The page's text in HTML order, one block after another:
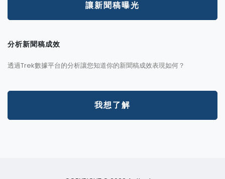
讓新聞稿曝光
分析新聞稿成效
透過Trek數據平台的分析讓您知道你的新聞稿成效表現如何？
我想了解